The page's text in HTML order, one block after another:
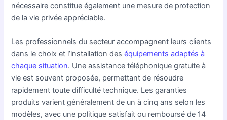
nécessaire constitue également une mesure de protection
de la vie privée appréciable.
Les professionnels du secteur accompagnent leurs clients
dans le choix et l’installation deséquipements adaptés à
chaque situation. Une assistance téléphonique gratuite à
vie est souvent proposée, permettant de résoudre
rapidement toute difficulté technique. Les garanties
produits varient généralement de un à cinq ans selon les
modèles, avec une politique satisfait ou remboursé de 14